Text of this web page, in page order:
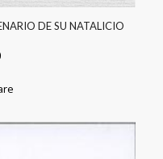
DE SU NATALICIO